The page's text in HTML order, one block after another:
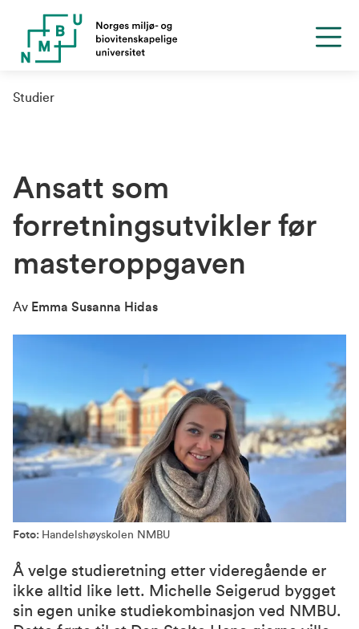
Studier
Ansatt som
forretningsutvikler før
masteroppgaven
Av Emma Susanna Hidas
Foto: Handelshøyskolen NMBU
Å velge studieretning etter videregående er
ikke alltid like lett. Michelle Seigerud bygget
sin egen unike studiekombinasjon ved NMBU.